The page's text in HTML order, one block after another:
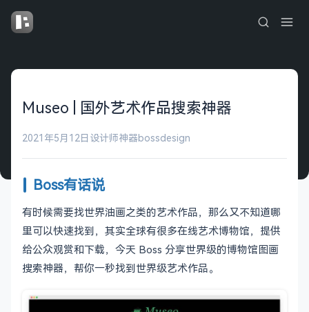
Museo | 国外艺术作品搜索神器
2021年5月12日 设计师神器bossdesign
Boss有话说
有时候需要找世界油画之类的艺术作品，那么又不知道哪
里可以快速找到，其实全球有很多在线艺术博物馆，提供
给公众观赏和下载，今天 Boss 分享世界级的博物馆图画
搜索神器，帮你一秒找到世界级艺术作品。